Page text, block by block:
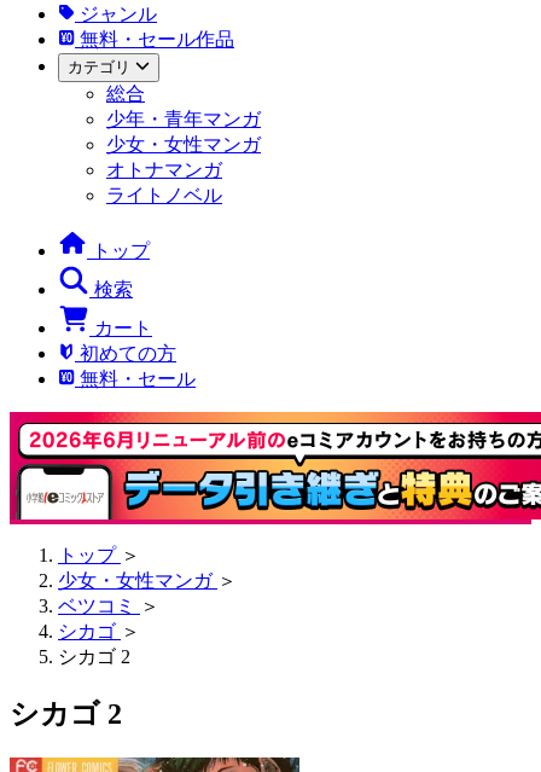
ジャンル
無料・セール作品
カテゴリ
総合
少年・青年マンガ
少女・女性マンガ
オトナマンガ
ライトノベル
トップ
検索
カート
初めての方
無料・セール
トップ ＞
少女・女性マンガ ＞
ベツコミ
＞
シカゴ ＞
シカゴ 2
シカゴ 2